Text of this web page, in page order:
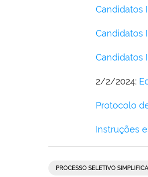
Candidatos
Candidatos
Candidatos
2/2/2024:
Protocolo
Instruções
PROCESSO SELETIVO